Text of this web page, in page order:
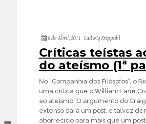
6 de Abril, 2011 Ludwig Krippahl
Críticas teístas
do ateísmo (1ª
No “Companhia dos Filósofos”, o
uma crítica que o William Lane
ao ateísmo. O argumento do
extenso para um post, e talvez
aborrecido para mais que um